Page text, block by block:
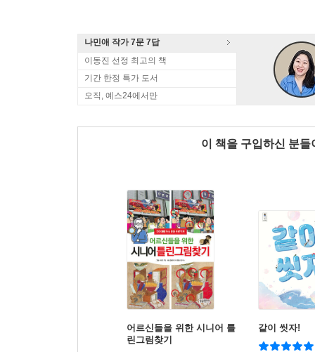
나민애 작가 7문 7답
이동진 선정 최고의 책
기간 한정 특가 도서
오직, 예스24에서만
이 책을 구입하신 분
어르신들을 위한 시니어 틀
린그림찾기
같이 씻자!